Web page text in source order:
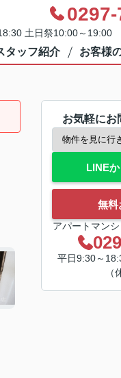
土日祭10:00～19:00
タッフ紹介 お客様
お気軽にお
LINE
無料
アパートマン
平日9:30～
（